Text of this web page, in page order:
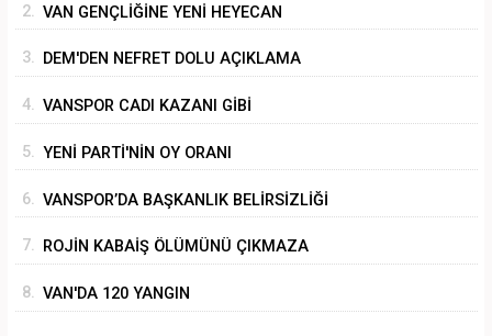
2. VAN GENÇLİĞİNE YENİ HEYECAN
3. DEM'DEN NEFRET DOLU AÇIKLAMA
4. VANSPOR CADI KAZANI GİBİ
5. YENİ PARTİ'NİN OY ORANI
6. VANSPOR’DA BAŞKANLIK BELİRSİZLİĞİ
7. ROJİN KABAİŞ ÖLÜMÜNÜ ÇIKMAZA
8. VAN'DA 120 YANGIN